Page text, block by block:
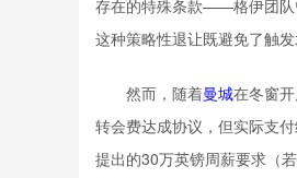
存在的特殊条款——格伊团队
这种策略性退让既避免了触
然而，随着曼城在冬窗
转会费达成协议，但实际支
提出的30万英镑周薪要求（